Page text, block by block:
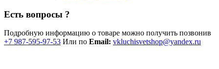
Есть вопросы ?
Подробную информацию о товаре можно получить позвонив
+7 987-595-97-53 Или по Email: vkluchisvetshop@yandex.ru